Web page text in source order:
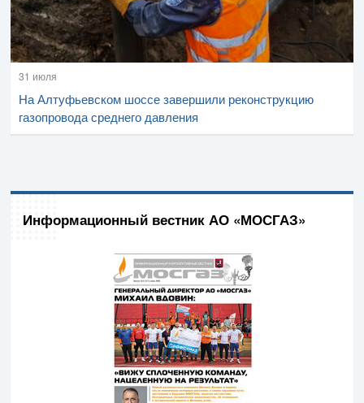
31 июля
На Алтуфьевском шоссе завершили реконструкцию
газопровода среднего давления
Информационный вестник АО «МОСГАЗ»